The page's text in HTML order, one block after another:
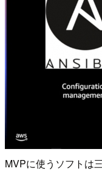
MVPに使うソフトは